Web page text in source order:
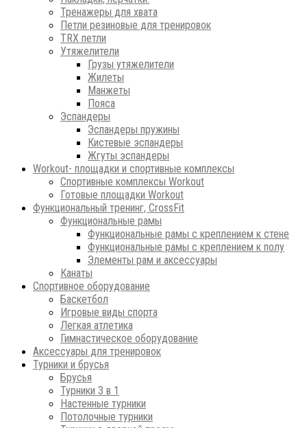
Тренажеры для хвата
Петли резиновые для тренировок
ТRХ петли
Утяжелители
Грузы утяжелители
Жилеты
Манжеты
Пояса
Эспандеры
Эспандеры пружины
Кистевые эспандеры
Жгуты эспандеры
Workout- площадки и спортивные комплексы
Спортивные комплексы Workout
Готовые площадки Workout
Функциональный тренинг, CrossFit
Функциональные рамы
Функциональные рамы с креплением к стене
Функциональные рамы с креплением к полу
Элементы рам и аксессуары
Канаты
Спортивное оборудование
Баскетбол
Игровые виды спорта
Легкая атлетика
Гимнастическое оборудование
Аксессуары для тренировок
Турники и брусья
Брусья
Турники 3 в 1
Настенные турники
Потолочные турники